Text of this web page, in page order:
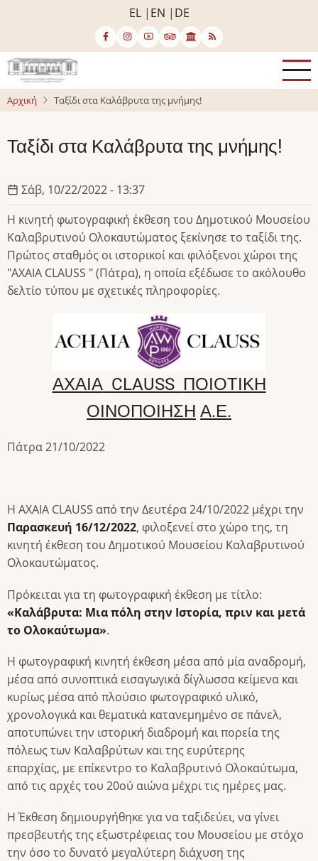
κυρίως
περιεχόμενο
EL EN DE
Αρχική Ταξίδι στα Καλάβρυτα της μνήμης!
Ταξίδι στα Καλάβρυτα της μνήμης!
Σάβ, 10/22/2022 - 13:37
Η κινητή φωτογραφική έκθεση του Δημοτικού Μουσείου
Καλαβρυτινού Ολοκαυτώματος ξεκίνησε το ταξίδι της.
Πρώτος σταθμός οι ιστορικοί και φιλόξενοι χώροι της
"ΑΧΑΙΑ CLAUSS " (Πάτρα), η οποία εξέδωσε το ακόλουθο
δελτίο τύπου με σχετικές πληροφορίες.
ΑΧΑΙΑCLAUSS ΠΟΙΟΤΙΚΗ
ΟΙΝΟΠΟΙΗΣΗ Α.Ε.
Πάτρα 21/10/2022
Η ΑΧΑΙΑ CLAUSS από την Δευτέρα 24/10/2022 μέχρι την
Παρασκευή 16/12/2022, φιλοξενεί στο χώρο της, τη
κινητή έκθεση του Δημοτικού Μουσείου Καλαβρυτινού
Ολοκαυτώματος.
Πρόκειται για τη φωτογραφική έκθεση με τίτλο:
«Καλάβρυτα: Μια πόλη στην Ιστορία, πριν και μετά
το Ολοκαύτωμα».
Η φωτογραφική κινητή έκθεση μέσα από μία αναδρομή,
μέσα από συνοπτικά εισαγωγικά δίγλωσσα κείμενα και
κυρίως μέσα από πλούσιο φωτογραφικό υλικό,
χρονολογικά και θεματικά κατανεμημένο σε πάνελ,
αποτυπώνει την ιστορική διαδρομή και πορεία της
πόλεως των Καλαβρύτων και της ευρύτερης
επαρχίας, με επίκεντρο το Καλαβρυτινό Ολοκαύτωμα,
από τις αρχές του 20ού αιώνα μέχρι τις ημέρες μας.
Η Έκθεση δημιουργήθηκε για να ταξιδεύει, να γίνει
πρεσβευτής της εξωστρέφειας του Μουσείου με στόχο
την όσο το δυνατό μεγαλύτερη διάχυση της